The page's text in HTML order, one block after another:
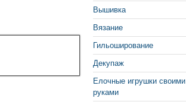
Вышивка
Вязание
Гильоширование
Декупаж
Елочные игрушки своими
руками